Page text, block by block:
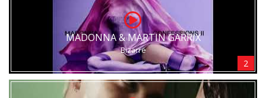
MADONNA & MARTIN GARRIX
Bizarre
2